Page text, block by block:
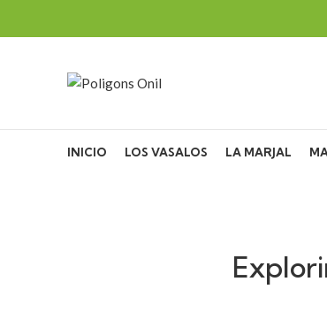
INICIO LOS VASALOS LA MARJAL
Start typing to see posts you are looking for.